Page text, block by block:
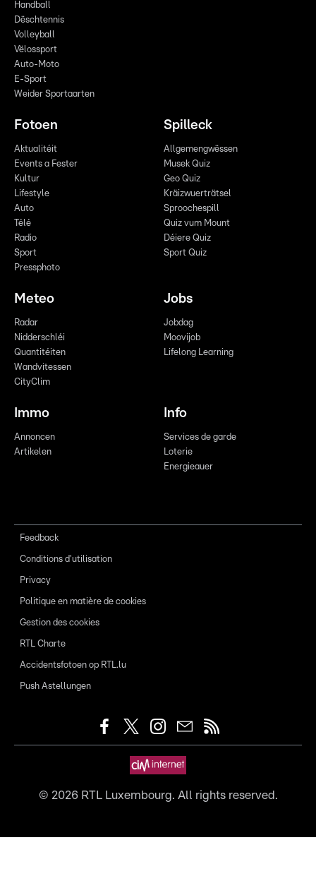
Handball
Dëschtennis
Volleyball
Vëlossport
Auto-Moto
E-Sport
Weider Sportaarten
Fotoen
Aktualitéit
Events a Fester
Kultur
Lifestyle
Auto
Télé
Radio
Sport
Pressphoto
Spilleck
Allgemengwëssen
Musek Quiz
Geo Quiz
Kräizwuerträtsel
Sproochespill
Quiz vum Mount
Déiere Quiz
Sport Quiz
Meteo
Radar
Nidderschléi
Quantitéiten
Wandvitessen
CityClim
Jobs
Jobdag
Moovijob
Lifelong Learning
Immo
Annoncen
Artikelen
Info
Services de garde
Loterie
Energieauer
Feedback
Conditions d'utilisation
Privacy
Politique en matière de cookies
Gestion des cookies
RTL Charte
Accidentsfotoen op RTL.lu
Push Astellungen
© 2026RTL Luxembourg. All rights reserved.